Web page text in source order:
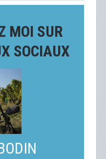
MOI SUR
SOCIAUX